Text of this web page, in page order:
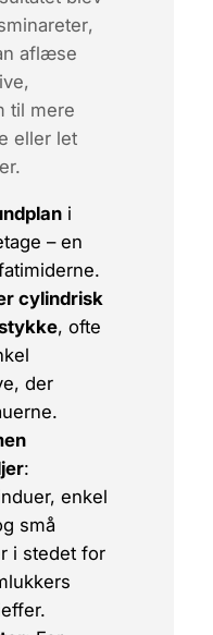
,
aflæse
til mere
eller let
i
– en
cylindrisk
, ofte
der
:
enkel
små
i stedet for